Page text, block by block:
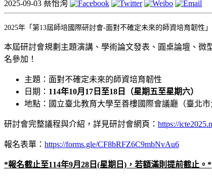
2025-09-03 蔡怡洵
2025年「第13屆師培國際研討會-面對不確定未來的師資培育韌性」
本屆研討會規劃主題演講、學術論文發表、圓桌論壇、
名參加！
主題：面對不確定未來的師資培育韌性
日期： 114年10月17日至18日（星期五至星期六）
地點： 國立臺北教育大學至善樓國際會議廳 （臺北
研討會完整議程與介紹，詳見研討會網頁： https://
報名表單： https://forms.gle/CF8bRFZ6C9mbNvAu6
*報名截止至114年9月28日(星期日)，若額滿則提前截止。*